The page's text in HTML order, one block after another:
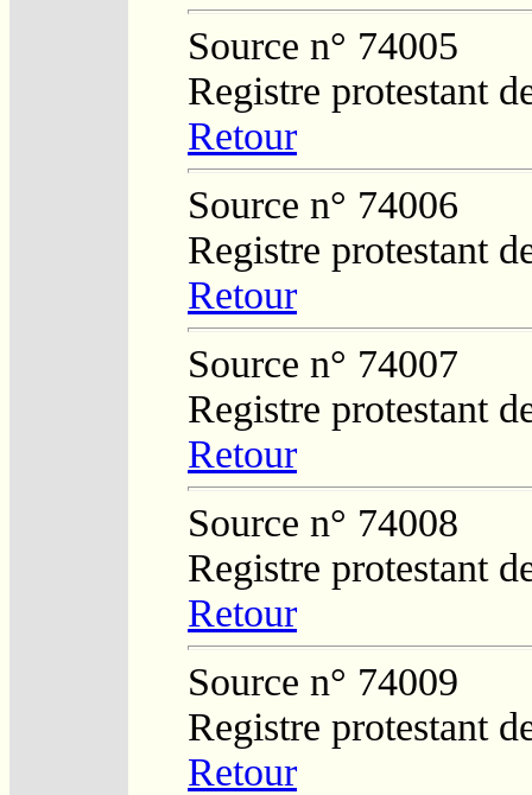
Source n° 74005
Registre protestant
Retour
Source n° 74006
Registre protestant
Retour
Source n° 74007
Registre protestant
Retour
Source n° 74008
Registre protestant
Retour
Source n° 74009
Registre protestant
Retour